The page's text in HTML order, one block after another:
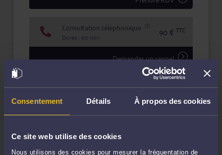
Consentement Détails À propos des cookies
Ce site web utilise des cookies
Nous utilisons des cookies pour mesurer la fréquentation de
Consultation téléphonique
Durée : 60 min 90 € TTC
Demander un rappel
Question simple
Réponse concise à votre question (moins
de 1.000 caractères)
50 €
TTC